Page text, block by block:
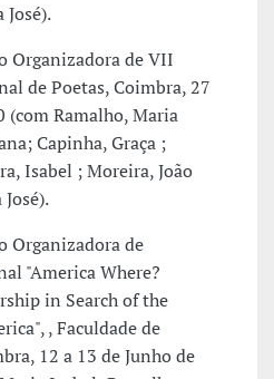
Organizadora de VII
de Poetas, Coimbra, 27
(com Ramalho, Maria
Capinha, Graça ;
Isabel ; Moreira, João
Organizadora de
"America Where?
in Search of the
, Faculdade de
12 a 13 de Junho de